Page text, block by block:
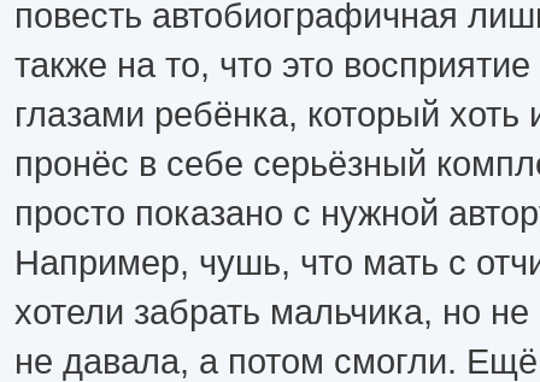
повесть автобиографичная
также на то, что это
глазами ребёнка, который хоть
пронёс в себе серьёзный
просто показано с нужной
Например, чушь, что мать с
хотели забрать мальчика, но
не давала, а потом смогли. Ещё